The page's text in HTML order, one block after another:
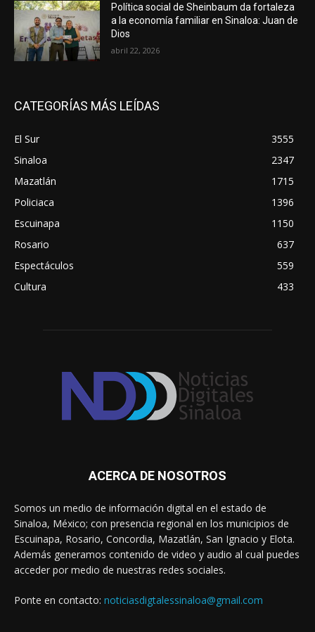
Política social de Sheinbaum da fortaleza
a la economía familiar en Sinaloa: Juan de
Dios
abril 22, 2026
CATEGORÍAS MÁS LEÍDAS
El Sur
3555
Sinaloa
2347
Mazatlán
1715
Policiaca
1396
Escuinapa
1150
Rosario
637
Espectáculos
559
Cultura
433
ACERCA DE NOSOTROS
Somos un medio de información digital en el estado de
Sinaloa, México; con presencia regional en los municipios de
Escuinapa, Rosario, Concordia, Mazatlán, San Ignacio y Elota.
Además generamos contenido de video y audio al cual puedes
acceder por medio de nuestras redes sociales.
Ponte en contacto: noticiasdigtalessinaloa@gmail.com